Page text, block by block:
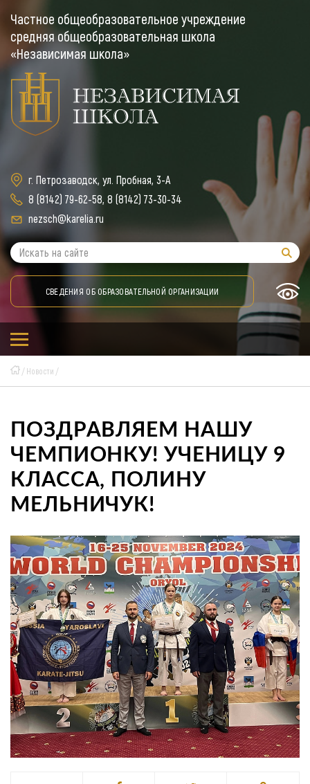
Частное общеобразовательное учреждение
средняя общеобразовательная школа
«Независимая школа»
г. Петрозаводск, ул. Пробная, 3-А
8 (8142) 79-62-58, 8 (8142) 73-30-34
nezsch@karelia.ru
СВЕДЕНИЯ ОБ ОБРАЗОВАТЕЛЬНОЙ ОРГАНИЗАЦИИ
Новости
ПОЗДРАВЛЯЕМ НАШУ
ЧЕМПИОНКУ! УЧЕНИЦУ 9
КЛАССА, ПОЛИНУ
МЕЛЬНИЧУК!